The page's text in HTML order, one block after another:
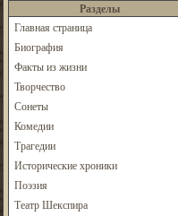
Разделы
Главная страница
Биография
Факты из жизни
Творчество
Сонеты
Комедии
Трагедии
Исторические хроники
Поэзия
Театр Шекспира